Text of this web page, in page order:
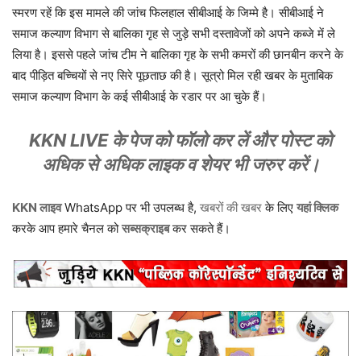
स्मरण रहें कि इस मामले की जांच फिलहाल सीबीआई के जिम्मे है। सीबीआई ने
समाज कल्याण विभाग से बालिका गृह से जुड़े सभी दस्तावेजों को अपने कब्जे में ले
लिया है। इससे पहले जांच टीम ने बालिका गृह के सभी कमरों की छानबीन करने के
बाद पीड़ित बच्चियों से नए सिरे पूछताछ की है। सूत्रो मिल रही खबर के मुताबिक
समाज कल्याण विभाग के कई सीबीआई के रडार पर आ चुके हैं।
KKN LIVE के पेज को फॉलो कर लें और पोस्ट को
अधिक से अधिक लाइक व शेयर भी जरुर करें।
KKN लाइवWhatsApp पर भी उपलब्ध है, खबरों की खबरके लिए यहां क्लिक
करके आप हमारे चैनल कोसब्सक्राइबकर सकते हैं।